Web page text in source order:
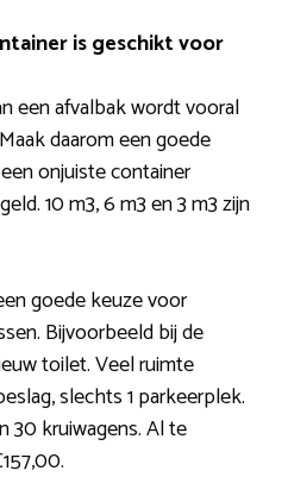
is geschikt voor
een afvalbak wordt vooral
daarom een goede
onjuiste container
10 m3, 6 m3 en 3 m3 zijn
goede keuze voor
Bijvoorbeeld bij de
toilet. Veel ruimte
slechts 1 parkeerplek.
30 kruiwagens. Al te